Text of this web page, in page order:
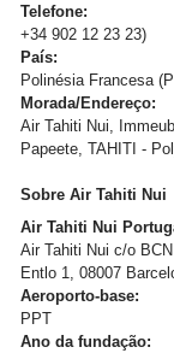
Telefone:
+34 902 12 23 23)
País:
Polinésia Francesa
Morada/Endereço:
Air Tahiti Nui,
Papeete, TAHITI -
Sobre Air Tahiti Nui
Air Tahiti Nui
Air Tahiti Nui c/o
Entlo 1, 08007
Aeroporto-base:
PPT
Ano da fundação: